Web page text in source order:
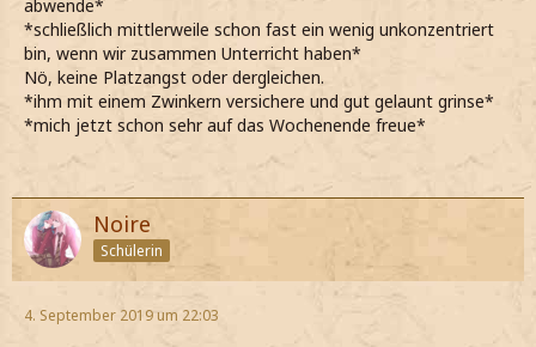
abwende*
*schließlich mittlerweile schon fast ein wenig unkonzentriert
bin, wenn wir zusammen Unterricht haben*
Nö, keine Platzangst oder dergleichen.
*ihm mit einem Zwinkern versichere und gut gelaunt grinse*
*mich jetzt schon sehr auf das Wochenende freue*
Noire
Schülerin
4. September 2019 um 22:03